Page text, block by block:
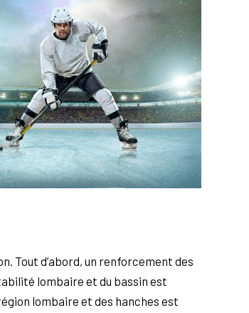
Tout d’abord, un renforcement des
lombaire et du bassin est
lombaire et des hanches est